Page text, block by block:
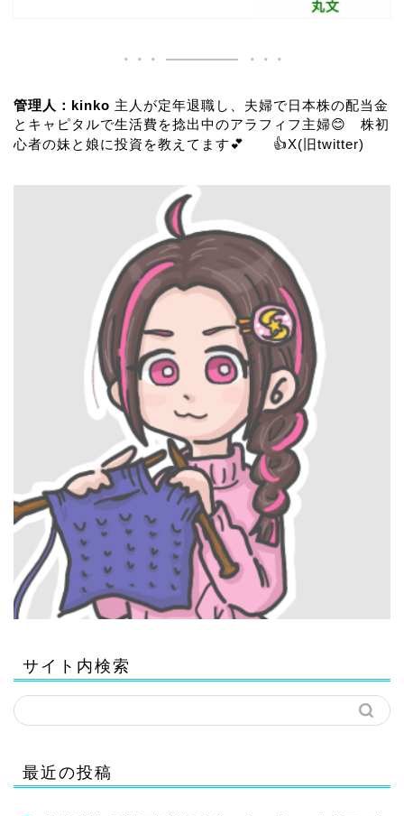
管理人：kinko 主人が定年退職し、夫婦で日本株の配当金
とキャピタルで生活費を捻出中のアラフィフ主婦😊 株初
心者の妹と娘に投資を教えてます💕 👍X(旧twitter)
サイト内検索
最近の投稿